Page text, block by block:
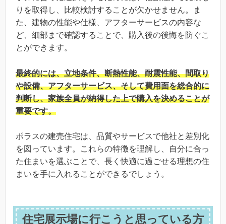
りを取得し、比較検討することが欠かせません。ま
た、建物の性能や仕様、アフターサービスの内容な
ど、細部まで確認することで、購入後の後悔を防ぐこ
とができます。
最終的には、立地条件、断熱性能、耐震性能、間取り
や設備、アフターサービス、そして費用面を総合的に
判断し、家族全員が納得した上で購入を決めることが
重要です。
ポラスの建売住宅は、品質やサービスで他社と差別化
を図っています。これらの特徴を理解し、自分に合っ
た住まいを選ぶことで、長く快適に過ごせる理想の住
まいを手に入れることができるでしょう。
住宅展示場に行こうと思っている方